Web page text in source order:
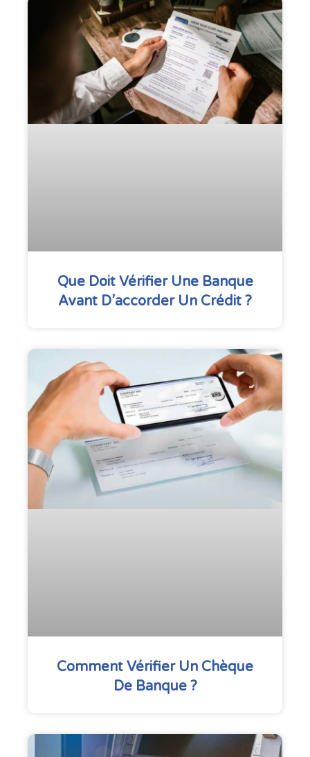
Que Doit Vérifier Une Banque
Avant D’accorder Un Crédit ?
Comment Vérifier Un Chèque
De Banque ?